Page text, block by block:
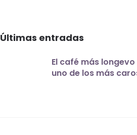
Últimas entradas
El café más
uno de los más